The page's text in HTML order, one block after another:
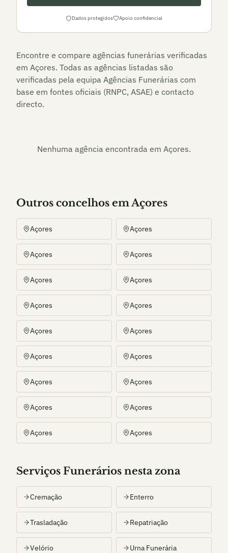
Dados protegidos Apoio confidencial
Encontre e compare agências funerárias verificadas
em Açores. Todas as agências listadas são
verificadas pela equipa Agências Funerárias com
base em fontes oficiais (RNPC, ASAE) e contacto
directo.
Nenhuma agência encontrada em Açores.
Outros concelhos em Açores
Açores Açores
Açores Açores
Açores Açores
Açores Açores
Açores Açores
Açores Açores
Açores Açores
Açores Açores
Açores Açores
Serviços Funerários nesta zona
Cremação Enterro
Trasladação Repatriação
Velório Urna Funerária